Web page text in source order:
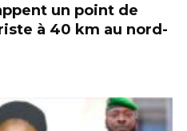
un point de
à 40 km au nord-